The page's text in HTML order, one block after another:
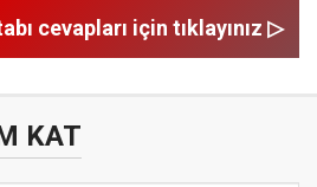
cevapları için tıklayınız ▷
KAT